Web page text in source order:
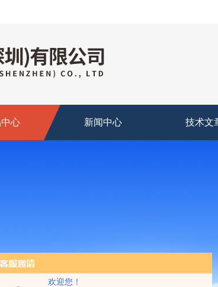
欢迎您！
心 新闻中心 技术文